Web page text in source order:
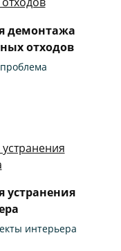
демонтажа
отходов
интерьера